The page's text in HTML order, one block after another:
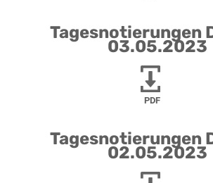
Tagesnotierungen
03.05.2023
PDF
Tagesnotierungen
02.05.2023